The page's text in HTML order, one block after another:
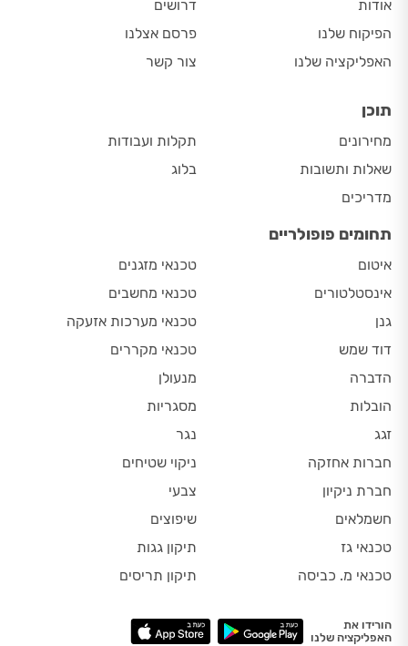
אודות
הפיקוח שלנו
האפליקציה שלנו
דרושים
פרסם אצלנו
צור קשר
תוכן
מחירונים
שאלות ותשובות
מדריכים
תקלות ועבודות
בלוג
תחומים פופולריים
איטום
אינסטלטורים
גנן
דוד שמש
הדברה
הובלות
זגג
חברות אחזקה
חברת ניקיון
חשמלאים
טכנאי גז
טכנאי מ. כביסה
טכנאי מזגנים
טכנאי מחשבים
טכנאי מערכות אזעקה
טכנאי מקררים
מנעולן
מסגריות
נגר
ניקוי שטיחים
צבעי
שיפוצים
תיקון גגות
תיקון תריסים
הורידו את
האפליקציה שלנו